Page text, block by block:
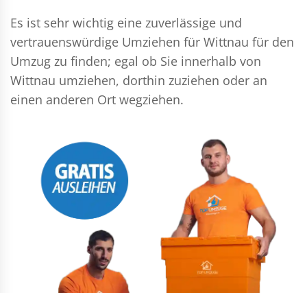
Es ist sehr wichtig eine zuverlässige und
vertrauenswürdige Umziehen für Wittnau für den
Umzug zu finden; egal ob Sie innerhalb von
Wittnau umziehen, dorthin zuziehen oder an
einen anderen Ort wegziehen.